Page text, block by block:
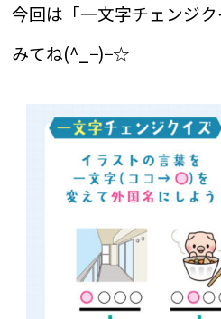
今回は「一文字チェンジ
みてね(^_−)−☆